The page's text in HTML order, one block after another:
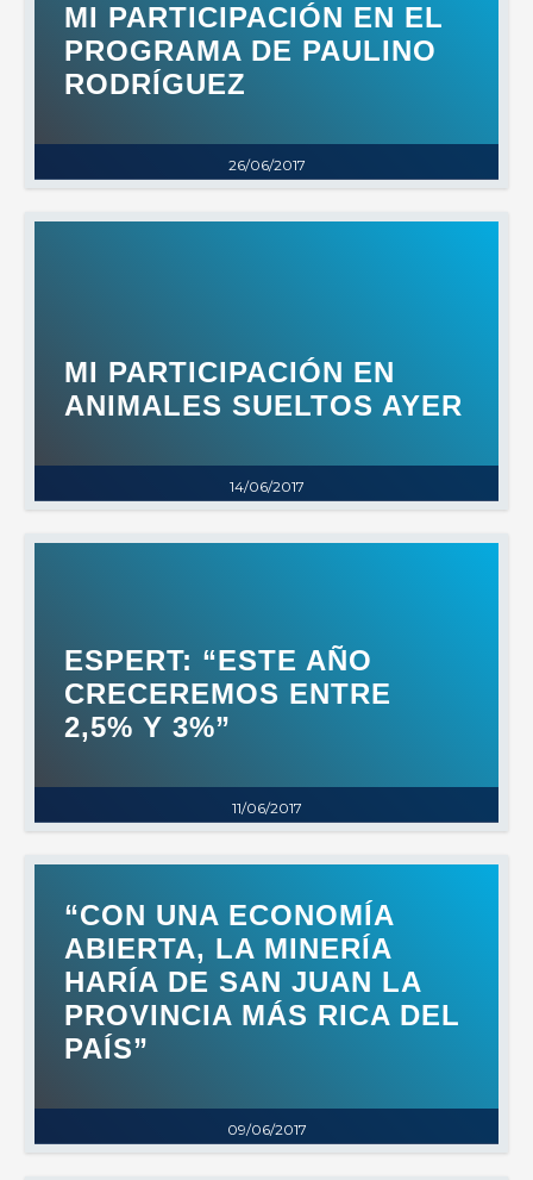
26/06/2017
MI PARTICIPACIÓN EN EL
PROGRAMA DE PAULINO
RODRÍGUEZ
14/06/2017
MI PARTICIPACIÓN EN
ANIMALES SUELTOS AYER
11/06/2017
ESPERT: “ESTE AÑO
CRECEREMOS ENTRE
2,5% Y 3%”
09/06/2017
“CON UNA ECONOMÍA
ABIERTA, LA MINERÍA
HARÍA DE SAN JUAN LA
PROVINCIA MÁS RICA DEL
PAÍS”